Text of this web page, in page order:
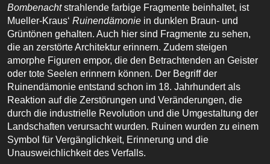
Bombenachtstrahlende farbige Fragmente beinhaltet, ist
Mueller-Kraus‘ Ruinendämonie in dunklen Braun- und
Grüntönen gehalten. Auch hier sind Fragmente zu sehen,
die an zerstörte Architektur erinnern. Zudem steigen
amorphe Figuren empor, die den Betrachtenden an Geister
oder tote Seelen erinnern können. Der Begriff der
Ruinendämonie entstand schon im 18. Jahrhundert als
Reaktion auf die Zerstörungen und Veränderungen, die
durch die industrielle Revolution und die Umgestaltung der
Landschaften verursacht wurden. Ruinen wurden zu einem
Symbol für Vergänglichkeit, Erinnerung und die
Unausweichlichkeit des Verfalls.